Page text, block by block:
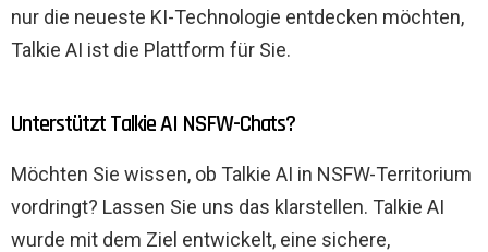
nur die neueste KI-Technologie entdecken möchten,
Talkie AI ist die Plattform für Sie.
Unterstützt Talkie AI NSFW-Chats?
Möchten Sie wissen, ob Talkie AI in NSFW-Territorium
vordringt? Lassen Sie uns das klarstellen. Talkie AI
wurde mit dem Ziel entwickelt, eine sichere,